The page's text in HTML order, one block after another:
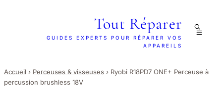
Tout Réparer
GUIDES EXPERTS POUR RÉPARER VOS
APPAREILS
Accueil › Perceuses & visseuses › Ryobi R18PD7 ONE+ Perceuse à
percussion brushless 18V